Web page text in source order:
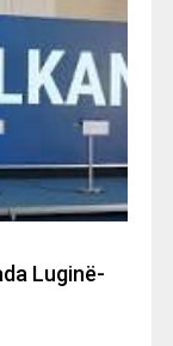
Luginë-